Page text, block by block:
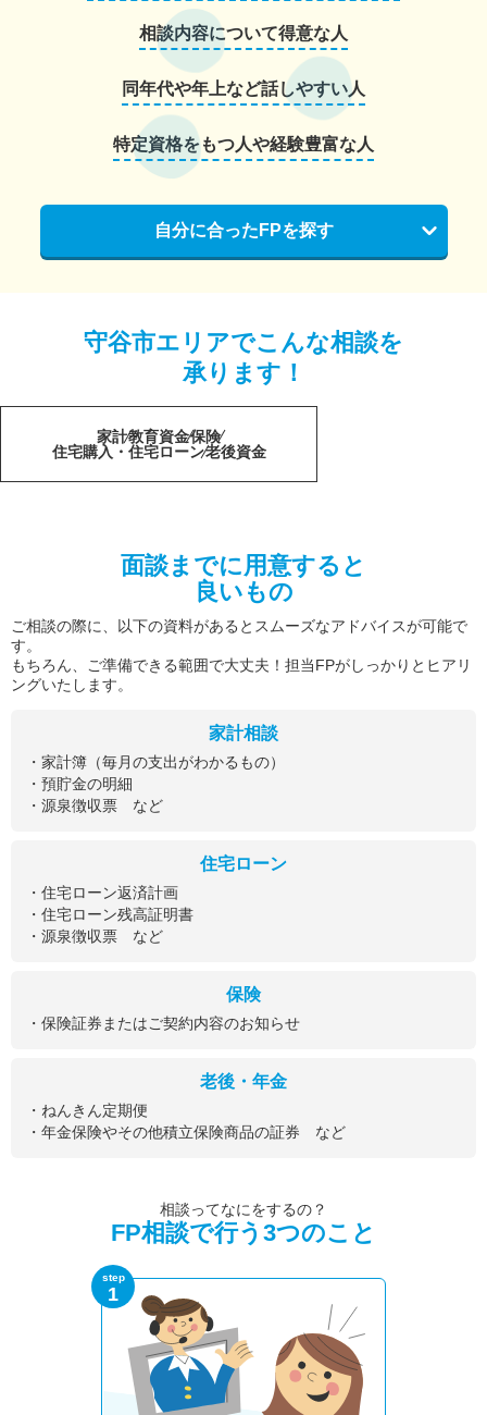
相談内容について得意な人
同年代や年上など話しやすい人
特定資格をもつ人や経験豊富な人
自分に合ったFPを探す
守谷市エリアでこんな相談を
承ります！
家計教育資金保険
住宅購入・住宅ローン老後資金
面談までに用意すると
良いもの
ご相談の際に、以下の資料があるとスムーズなアドバイスが可能で
す。
もちろん、ご準備できる範囲で大丈夫！担当FPがしっかりとヒアリ
ングいたします。
家計相談
・家計簿（毎月の支出がわかるもの）
・預貯金の明細
・源泉徴収票 など
住宅ローン
・住宅ローン返済計画
・住宅ローン残高証明書
・源泉徴収票 など
保険
・保険証券またはご契約内容のお知らせ
老後・年金
・ねんきん定期便
・年金保険やその他積立保険商品の証券 など
相談ってなにをするの？
FP相談で行う3つのこと
step
1